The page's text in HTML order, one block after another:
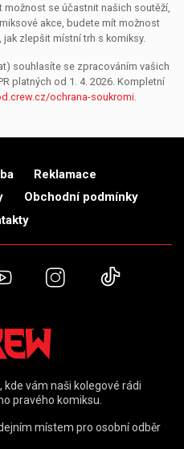
možnost se účastnit našich soutěží,
akce, budete mít možnost
zlepšit místní trh s komiksy.
souhlasíte se zpracováním vašich
platných od 1. 4. 2026. Kompletní
ochrana-soukromi.
Reklamace
Obchodní podmínky
YouTubeInstagram
vám naši kolegové rádi
pravého komiksu.
místem pro osobní odběr